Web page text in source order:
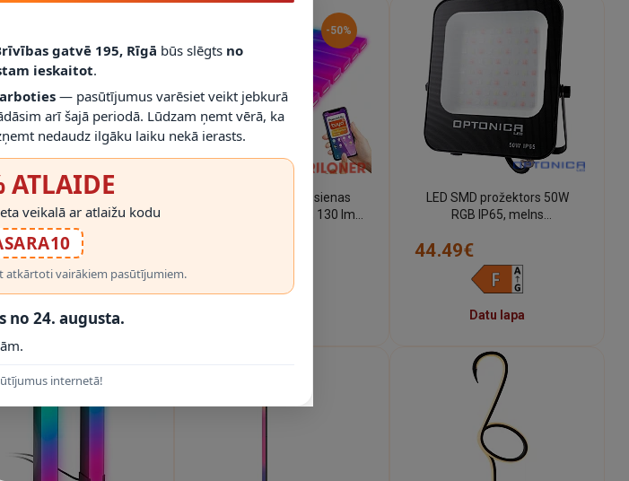
uzlādējama āra galda
Ø15,5 cm LED RGB
daudzkrāsu (Lucide)
-50%
Smart LED RGBIC sienas
lampa 36 cm, 24 W, 130 lm,
LED SMD prožektors 50W
RGB IP65, melns
44.49€
Datu lapa
gatvē 195, Rīgā būs slēgts no
ieskaitot.
— pasūtījumus varēsiet veikt jebkurā
arī šajā periodā. Lūdzam ņemt vērā, ka
nedaudz ilgāku laiku nekā ierasts.
ATLAIDE
veikalā ar atlaižu kodu
atkārtoti vairākiem pasūtījumiem.
no 24. augusta.
internetā!